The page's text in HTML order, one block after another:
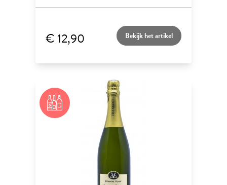
€ 12,90 Bekijk het artikel